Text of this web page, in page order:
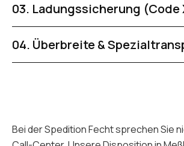
03. Ladungssicherung (Code
04. Überbreite &
Bei der Spedition Fecht sprechen Sie